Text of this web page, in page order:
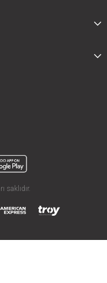
saklıdır.